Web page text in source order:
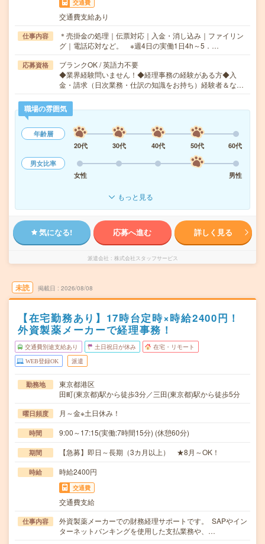
交通費
交通費支給あり
仕事内容
＊売掛金の処理｜伝票対応｜入金・消し込み｜ファイリン
グ｜電話応対など。 ※週4日の実働1日4h～5．…
応募資格
ブランクOK / 英語力不要
◆業界経験問いません！◆経理事務の経験がある方◆入
金・請求（日次業務・仕訳の知識をお持ち）経験者＆な…
職場の雰囲気
年齢層
20代
30代 40代 50代
60代
男女比率
女性
男性
もっと見る
気になる! 応募へ進む 詳しく見る
派遣会社 株式会社スタッフサービス
未読 掲載日 2026/08/08
【在宅勤務あり】17時台定時×時給2400円！
外資製薬メーカーで経理事務！
交通費別途支給あり 土日祝日が休み 在宅・リモート
WEB登録OK 派遣
勤務地
東京都港区
田町(東京都)駅から徒歩3分／三田(東京都)駅から徒歩5分
曜日頻度 月～金※土日休み！
時間 9:00～17:15(実働:7時間15分) (休憩60分)
期間 【急募】即日～長期（3カ月以上） ★8月～OK！
時給 時給2400円
交通費
交通費支給
仕事内容
外資製薬メーカーでの財務経理サポートです。 SAPやイン
ターネットバンキングを使用した支払業務や、…